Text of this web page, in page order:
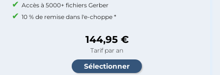
Accès à 5000+ fichiers Gerber
10 % de remise dans l'e-choppe *
144,95 €
Tarif par an